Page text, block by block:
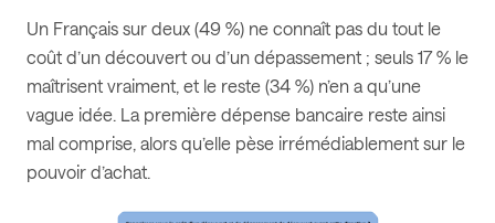
Un Français sur deux (49 %) ne connaît pas du tout le
coût d’un découvert ou d’un dépassement ; seuls 17 % le
maîtrisent vraiment, et le reste (34 %) n’en a qu’une
vague idée. La première dépense bancaire reste ainsi
mal comprise, alors qu’elle pèse irrémédiablement sur le
pouvoir d’achat.